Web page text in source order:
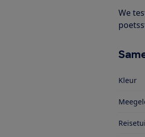
We
Kleur
Reisetui